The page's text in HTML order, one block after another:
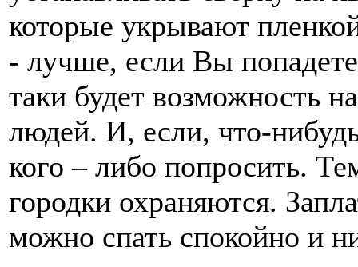
которые укрывают
- лучше, если Вы
таки будет возможность
людей. И, если, что-
кого – либо попросить.
городки охраняются.
можно спать спокойно и